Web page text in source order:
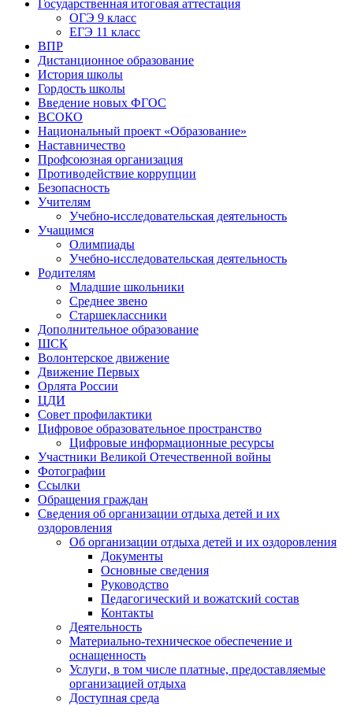
Государственная итоговая аттестация
ОГЭ 9 класс
ЕГЭ 11 класс
ВПР
Дистанционное образование
История школы
Гордость школы
Введение новых ФГОС
ВСОКО
Национальный проект «Образование»
Наставничество
Профсоюзная организация
Противодействие коррупции
Безопасность
Учителям
Учебно-исследовательская деятельность
Учащимся
Олимпиады
Учебно-исследовательская деятельность
Родителям
Младшие школьники
Среднее звено
Старшеклассники
Дополнительное образование
ШСК
Волонтерское движение
Движение Первых
Орлята России
ЦДИ
Совет профилактики
Цифровое образовательное пространство
Цифровые информационные ресурсы
Участники Великой Отечественной войны
Фотографии
Ссылки
Обращения граждан
Сведения об организации отдыха детей и их
оздоровления
Об организации отдыха детей и их оздоровления
Документы
Основные сведения
Руководство
Педагогический и вожатский состав
Контакты
Деятельность
Материально-техническое обеспечение и
оснащенность
Услуги, в том числе платные, предоставляемые
организацией отдыха
Доступная среда